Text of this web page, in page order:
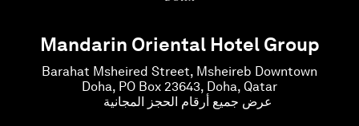
Mandarin Oriental Hotel Group
Barahat Msheired Street, Msheireb Downtown
Doha, PO Box 23643, Doha, Qatar
عرض جميع أرقام الحجز المجانية